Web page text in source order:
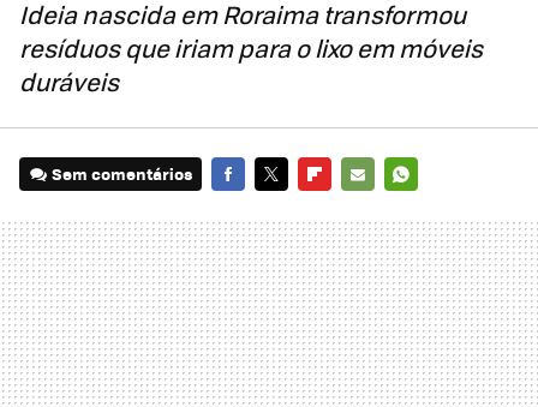
Ideia nascida em Roraima transformou
resíduos que iriam para o lixo em móveis
duráveis
Sem comentários
MAIL